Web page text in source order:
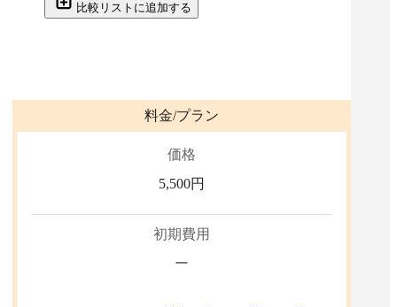
比較リストに追加する
料金/プラン
価格
5,500円
初期費用
ー